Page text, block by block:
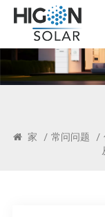
家 / 常问问题 /